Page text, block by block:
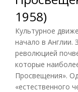
1958)
Культурное
начало в Англии.
революцией
которые
Просвещения».
«естественного